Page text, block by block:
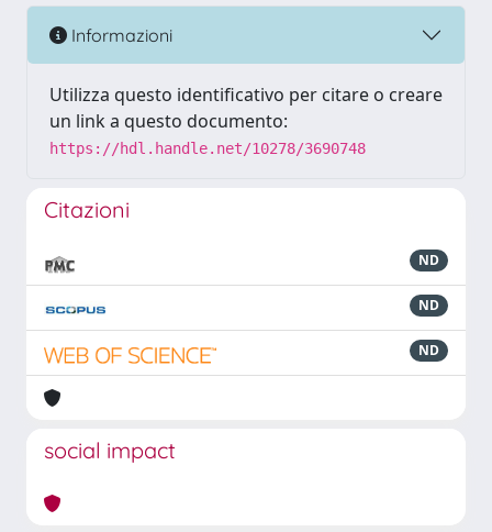
Informazioni
Utilizza questo identificativo per citare o creare
un link a questo documento:
https://hdl.handle.net/10278/3690748
Citazioni
ND
ND
ND
social impact